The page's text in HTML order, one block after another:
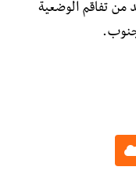
من تفاقم الوضعية
Cloud